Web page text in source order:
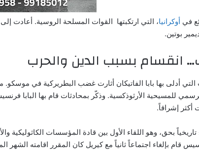
في أوكرانيا، التي ارتكبتها القوات المسلحة الروسية. أعادت إلى
بوتين.
انقسام بسبب الدين والحرب
التي أدلى بها بابا الفاتيكان أثارت غضب البطريركية في
للمسيحية الأرثوذكسية.
أكثر إشراقاً.
بحق، وهو اللقاء الأول بين قادة المؤسسات الكاثوليكية
قام بإلغاء اجتماعاً ثانياً مع كيريل كان المقرر اقامته